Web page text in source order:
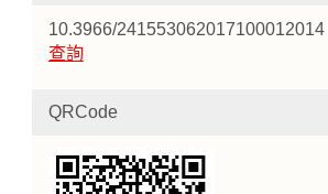
10.3966/241553062017100012014
查詢
QRCode